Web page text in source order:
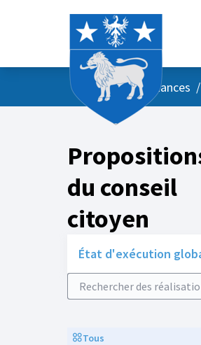
AccueilMenu principal
/ Vos instances /
du conseil
citoyen
État d'exécution
Rechercher des réalisations
ScopeTous